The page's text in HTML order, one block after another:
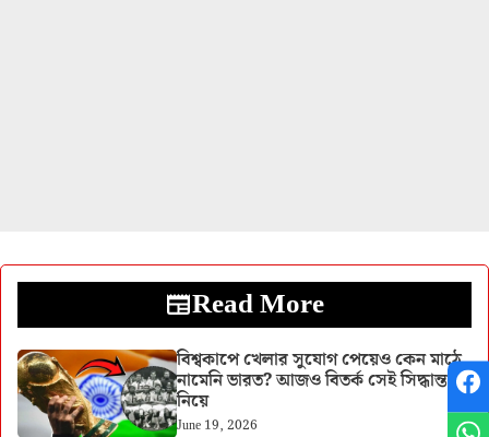
Read More
বিশ্বকাপে খেলার সুযোগ পেয়েও কেন মাঠে
নামেনি ভারত? আজও বিতর্ক সেই সিদ্ধান্ত
নিয়ে
June 19, 2026